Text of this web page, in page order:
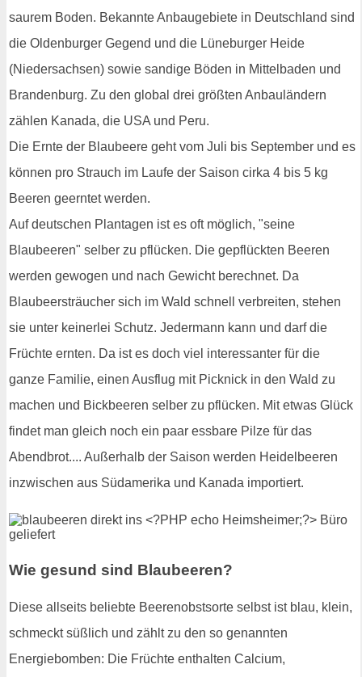
saurem Boden. Bekannte Anbaugebiete in Deutschland sind
die Oldenburger Gegend und die Lüneburger Heide
(Niedersachsen) sowie sandige Böden in Mittelbaden und
Brandenburg. Zu den global drei größten Anbauländern
zählen Kanada, die USA und Peru.
Die Ernte der Blaubeere geht vom Juli bis September und es
können pro Strauch im Laufe der Saison cirka 4 bis 5 kg
Beeren geerntet werden.
Auf deutschen Plantagen ist es oft möglich, "seine
Blaubeeren" selber zu pflücken. Die gepflückten Beeren
werden gewogen und nach Gewicht berechnet. Da
Blaubeersträucher sich im Wald schnell verbreiten, stehen
sie unter keinerlei Schutz. Jedermann kann und darf die
Früchte ernten. Da ist es doch viel interessanter für die
ganze Familie, einen Ausflug mit Picknick in den Wald zu
machen und Bickbeeren selber zu pflücken. Mit etwas Glück
findet man gleich noch ein paar essbare Pilze für das
Abendbrot.... Außerhalb der Saison werden Heidelbeeren
inzwischen aus Südamerika und Kanada importiert.
Wie gesund sind Blaubeeren?
Diese allseits beliebte Beerenobstsorte selbst ist blau, klein,
schmeckt süßlich und zählt zu den so genannten
Energiebomben: Die Früchte enthalten Calcium,